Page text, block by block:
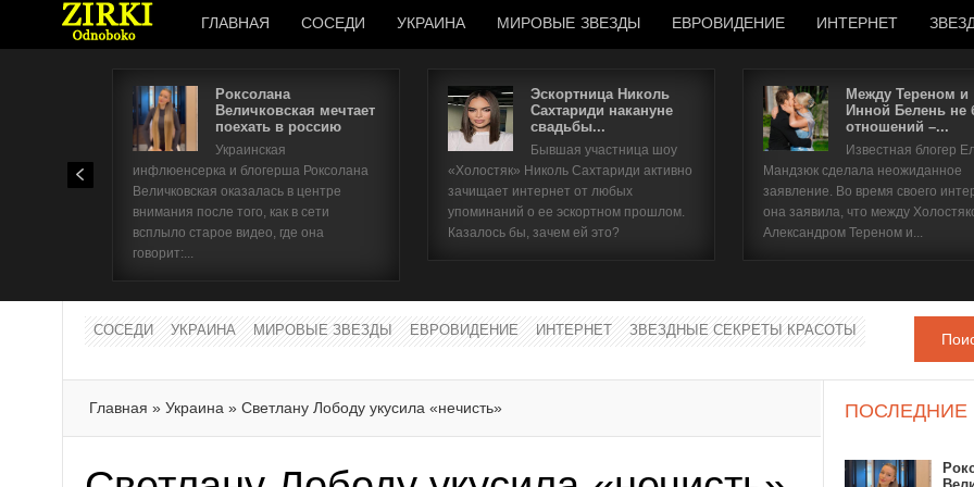
ГЛАВНАЯ СОСЕДИ УКРАИНА МИРОВЫЕ ЗВЕЗДЫ ЕВРОВИДЕНИЕ ИНТЕРНЕТ
Роксолана
Величковская мечтает
поехать в россию
Украинская
инфлюенсерка и блогерша Роксолана
Величковская оказалась в центре
внимания после того, как в сети
всплыло старое видео, где она
говорит:...
Эскортница Николь
Сахтариди накануне
свадьбы...
Бывшая участница шоу
«Холостяк» Николь Сахтариди активно
зачищает интернет от любых
упоминаний о ее эскортном прошлом.
Казалось бы, зачем ей это?
Между Тереном и
Инной Белень не
отношений –...
Известная блогер
Мандзюк сделала неожиданное
заявление. Во время своего
она заявила, что между
Александром Тереном и...
СОСЕДИ УКРАИНА МИРОВЫЕ ЗВЕЗДЫ ЕВРОВИДЕНИЕ ИНТЕРНЕТ ЗВЕЗДНЫЕ СЕКРЕТЫ КРАСОТЫ
Главная » Украина » Светлану Лободу укусила «нечисть» ПОСЛЕДНИЕ
Имя пользователя
Забыли имя пользователя?